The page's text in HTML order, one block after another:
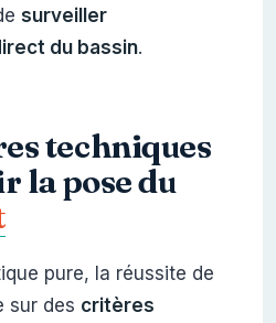
surveiller
du bassin.
techniques
la pose du
pure, la réussite de
sur des critères